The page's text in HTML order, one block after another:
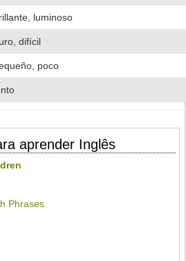
luminoso
difícil
poco
aprender Inglês
Phrases